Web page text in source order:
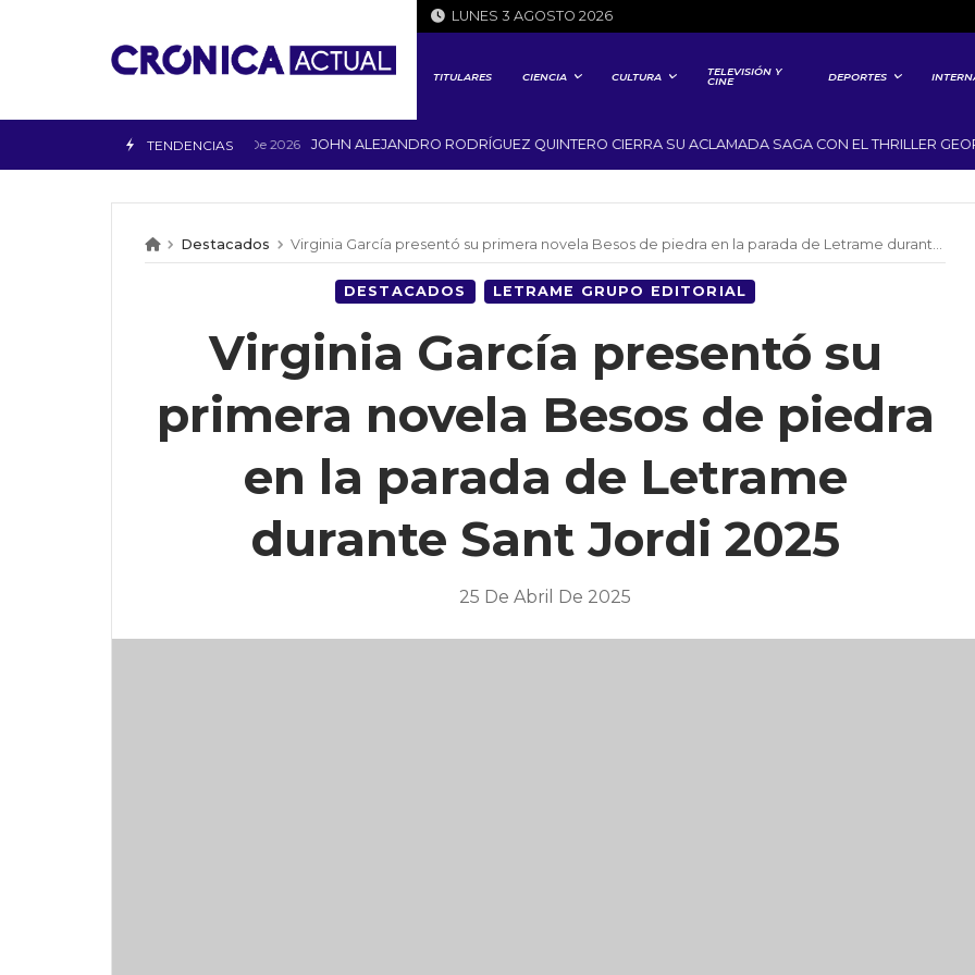
LUNES 3 AGOSTO 2026
TITULARES CIENCIA CULTURA
TELEVISIÓN Y
CINE
DEPORTES
TENDENCIAS
3 De Agosto De 2026 JOHN ALEJANDRO RODRÍGUEZ QUINTERO CIERRA SU ACLAMADA SAGA CON EL THRILLER
Destacados Virginia García presentó su primera novela Besos de piedra en la parada de Letrame durante Sant Jordi 2025
DESTACADOS LETRAME GRUPO EDITORIAL
Virginia García presentó su
primera novela Besos de piedra
en la parada de Letrame
durante Sant Jordi 2025
25 De Abril De 2025